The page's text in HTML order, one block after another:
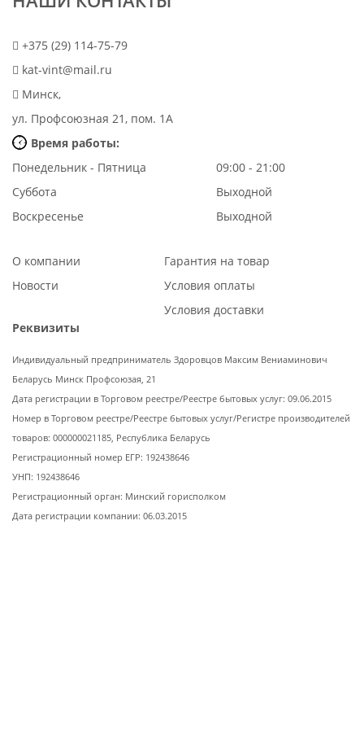
+375 (29) 114-75-79
kat-vint@mail.ru
Минск,
ул. Профсоюзная 21, пом. 1А
Время работы:
Понедельник - Пятница
09:00 - 21:00
Суббота
Выходной
Воскресенье
Выходной
О компании
Новости
Гарантия на товар
Условия оплаты
Условия доставки
Реквизиты
Индивидуальный предприниматель Здоровцов Максим Вениаминович
Беларусь Минск Профсоюзая, 21
Дата регистрации в Торговом реестре/Реестре бытовых услуг: 09.06.2015
Номер в Торговом реестре/Реестре бытовых услуг/Регистре производителей
товаров: 000000021185, Республика Беларусь
Регистрационный номер ЕГР: 192438646
УНП: 192438646
Регистрационный орган: Минский горисполком
Дата регистрации компании: 06.03.2015